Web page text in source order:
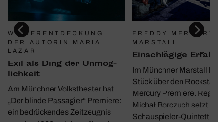
WIEDERENTDECKUNG
DER AUTORIN MARIA
LAZAR
Exil als Ding der Unmög­
lich­keit
Am Münchner Volkstheater hat
„Der blinde Passagier“ Premiere:
ein bedrückendes Zeitzeugnis
FREDDY MERCURY
MARSTALL
Einschlä­gige
Im Münchner Marstall
Stück über den Rockstar
Mercury Premiere.
Michał Borczuch setzt
Schauspieler-Quintett